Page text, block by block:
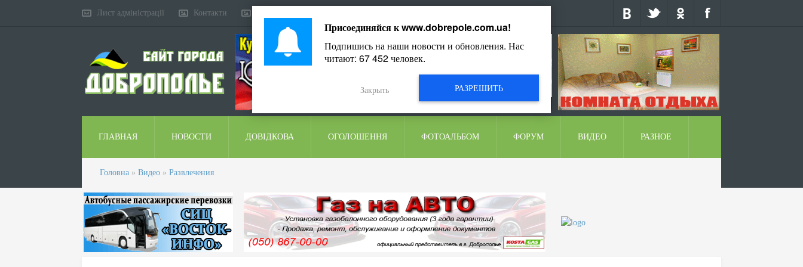
Лист адміністрації Контакти
ГЛАВНАЯ НОВОСТИ ДОВІДКОВА ОГОЛОШЕННЯ ФОТОАЛЬБОМ ФОРУМ ВИДЕО РАЗНОЕ
Головна » Видео » Развлечения
Присоединяйся кwww.dobrepole.com.ua!
Подпишись на наши новости и обновления. Нас
читают: 67 452человек.
РАЗРЕШИТЬ
Закрыть